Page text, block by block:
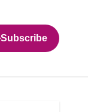
Subscribe